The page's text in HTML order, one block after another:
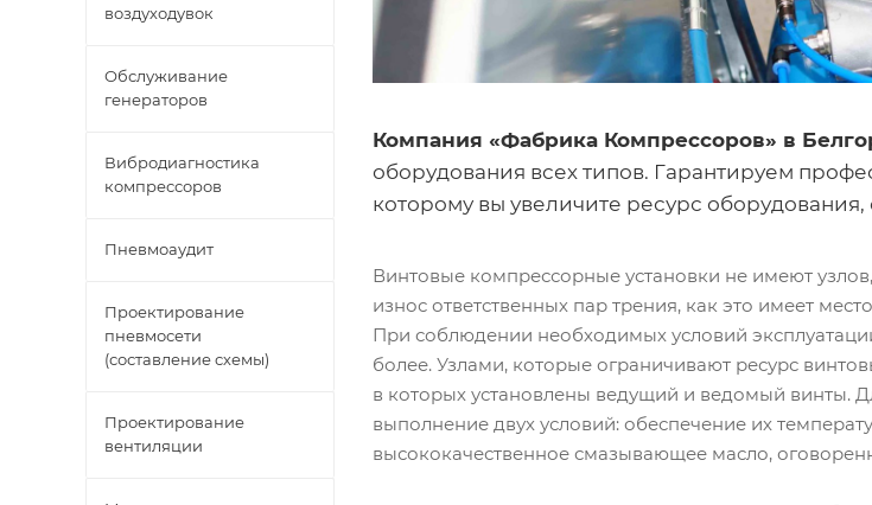
Компания «Фабрика Компрессоров» в
оборудования всех типов. Гарантируем
которому вы увеличите ресурс
Винтовые компрессорные установки не имеют
износ ответственных пар трения, как это имеет
При соблюдении необходимых условий
более. Узлами, которые ограничивают ресурс
в которых установлены ведущий и ведомый винты.
выполнение двух условий: обеспечение их
высококачественное смазывающее масло,
воздуходувок
Обслуживание
генераторов
Вибродиагностика
компрессоров
Пневмоаудит
Проектирование
пневмосети
(составление схемы)
Проектирование
вентиляции